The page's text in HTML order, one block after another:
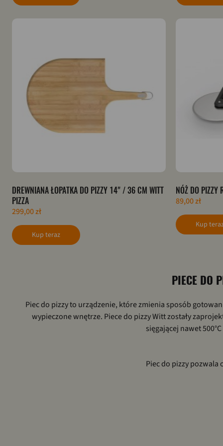
DREWNIANA ŁOPATKA DO PIZZY 14" / 36 CM WITT
PIZZA
299,00 zł
Kup teraz
NÓŻ DO PIZZY
89,00 zł
Kup
PIECE DO
Piec do pizzy to urządzenie, które zmienia sposób
wypieczone wnętrze. Piece do pizzy Witt zostały
sięgającej nawet
Piec do pizzy pozwala